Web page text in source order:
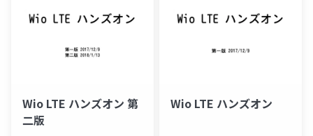
Wio LTE ハンズオン 第
二版
Wio LTE ハンズオン